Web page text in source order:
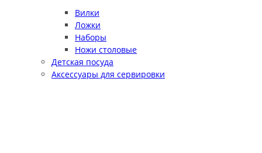
Вилки
Ложки
Наборы
Ножи столовые
Детская посуда
Аксессуары для сервировки